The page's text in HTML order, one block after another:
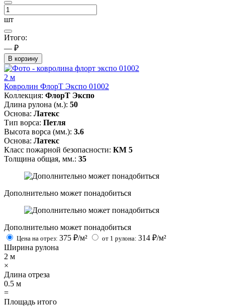
шт
Итого:
— ₽
В корзину
2 м
Ковролин ФлорТ Экспо 01002
Коллекция: ФлорТ Экспо
Длина рулона (м.): 50
Основа: Латекс
Тип ворса: Петля
Высота ворса (мм.): 3.6
Основа: Латекс
Класс пожарной безопасности: КМ 5
Толщина общая, мм.: 35
Дополнительно может понадобиться
Дополнительно может понадобиться
Цена на отрез: 375 ₽/м² от 1 рулона: 314 ₽/м²
Ширина рулона
2 м
×
Длина отреза
0.5 м
=
Площадь итого